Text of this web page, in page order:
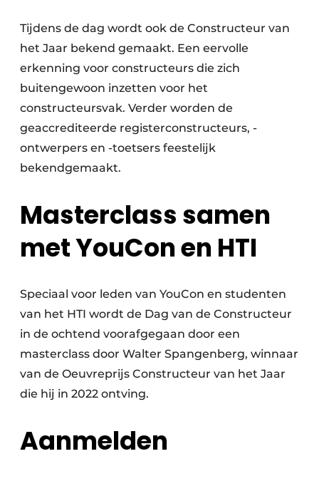
Tijdens de dag wordt ook de Constructeur van
het Jaar bekend gemaakt. Een eervolle
erkenning voor constructeurs die zich
buitengewoon inzetten voor het
constructeursvak. Verder worden de
geaccrediteerde registerconstructeurs, -
ontwerpers en -toetsers feestelijk
bekendgemaakt.
Masterclass samen
met YouCon en HTI
Speciaal voor leden van YouCon en studenten
van het HTI wordt de Dag van de Constructeur
in de ochtend voorafgegaan door een
masterclass door Walter Spangenberg, winnaar
van de Oeuvreprijs Constructeur van het Jaar
die hij in 2022 ontving.
Aanmelden